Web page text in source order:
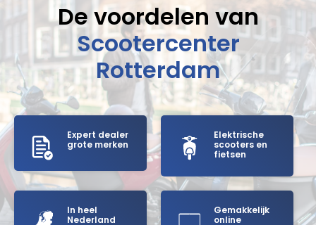
De voordelen van
Scootercenter
Rotterdam
Expert dealer
grote merken
Elektrische
scooters en
fietsen
In heel
Nederland
Gemakkelijk
online